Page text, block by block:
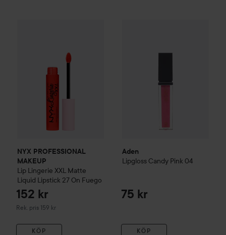
NYX PROFESSIONAL
MAKEUP
Lip Lingerie XXL Matte
Liquid Lipstick 27 On Fuego
152 kr
Rek. pris 159 kr
Rekommenderat pris 159 kr
KÖP
Aden
Lipgloss Candy Pink 04
75 kr
KÖP